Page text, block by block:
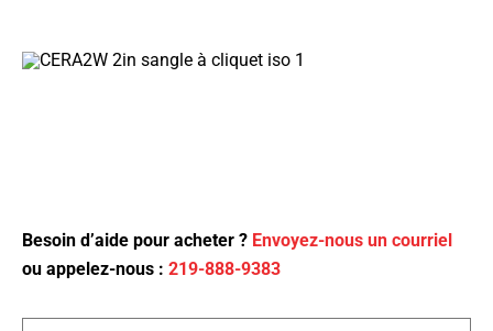
Besoin d’aide pour acheter ? Envoyez-nous un courriel
ou appelez-nous : 219-888-9383